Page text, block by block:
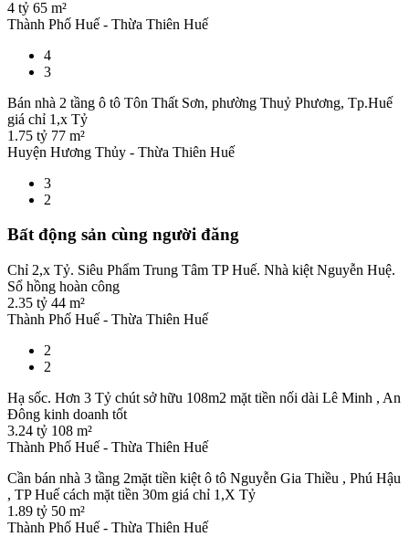
4 tỷ 65 m²
Thành Phố Huế - Thừa Thiên Huế
4
3
Bán nhà 2 tầng ô tô Tôn Thất Sơn, phường Thuỷ Phương, Tp.Huế
giá chỉ 1,x Tỷ
1.75 tỷ 77 m²
Huyện Hương Thủy - Thừa Thiên Huế
3
2
Bất động sản cùng người đăng
Chỉ 2,x Tỷ. Siêu Phẩm Trung Tâm TP Huế. Nhà kiệt Nguyễn Huệ.
Sổ hồng hoàn công
2.35 tỷ 44 m²
Thành Phố Huế - Thừa Thiên Huế
2
2
Hạ sốc. Hơn 3 Tỷ chút sở hữu 108m2 mặt tiền nối dài Lê Minh , An
Đông kinh doanh tốt
3.24 tỷ 108 m²
Thành Phố Huế - Thừa Thiên Huế
Cần bán nhà 3 tầng 2mặt tiền kiệt ô tô Nguyễn Gia Thiều , Phú Hậu
, TP Huế cách mặt tiền 30m giá chỉ 1,X Tỷ
1.89 tỷ 50 m²
Thành Phố Huế - Thừa Thiên Huế